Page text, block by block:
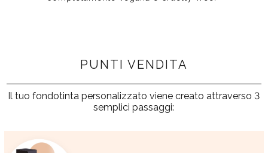
PUNTI VENDITA
Il tuo fondotinta personalizzato viene creato attraverso 3
semplici passaggi: